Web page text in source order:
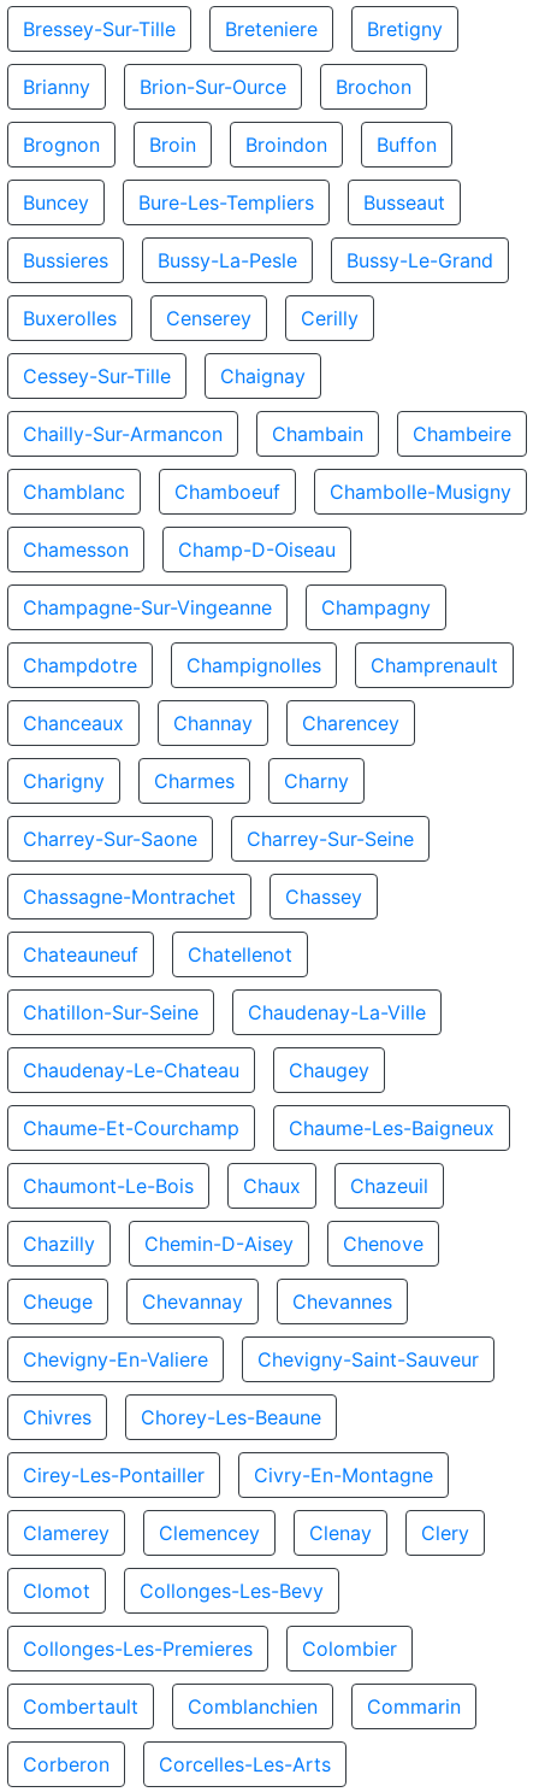
Bressey-Sur-Tille Breteniere Bretigny
Brianny Brion-Sur-Ource Brochon
Brognon Broin Broindon Buffon
Buncey Bure-Les-Templiers Busseaut
Bussieres Bussy-La-Pesle Bussy-Le-Grand
Buxerolles Censerey Cerilly
Cessey-Sur-Tille Chaignay
Chailly-Sur-Armancon Chambain Chambeire
Chamblanc Chamboeuf Chambolle-Musigny
Chamesson Champ-D-Oiseau
Champagne-Sur-Vingeanne Champagny
Champdotre Champignolles Champrenault
Chanceaux Channay Charencey
Charigny Charmes Charny
Charrey-Sur-Saone Charrey-Sur-Seine
Chassagne-Montrachet Chassey
Chateauneuf Chatellenot
Chatillon-Sur-Seine Chaudenay-La-Ville
Chaudenay-Le-Chateau Chaugey
Chaume-Et-Courchamp Chaume-Les-Baigneux
Chaumont-Le-Bois Chaux Chazeuil
Chazilly Chemin-D-Aisey Chenove
Cheuge Chevannay Chevannes
Chevigny-En-Valiere Chevigny-Saint-Sauveur
Chivres Chorey-Les-Beaune
Cirey-Les-Pontailler Civry-En-Montagne
Clamerey Clemencey Clenay Clery
Clomot Collonges-Les-Bevy
Collonges-Les-Premieres Colombier
Combertault Comblanchien Commarin
Corberon Corcelles-Les-Arts